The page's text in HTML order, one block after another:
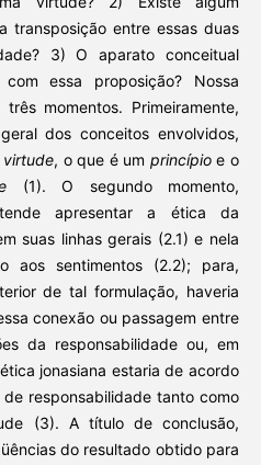
transposição entre essas duas
3) O aparato conceitual
essa proposição? Nossa
momentos. Primeiramente,
dos conceitos envolvidos,
virtude, o que é um princípioe o
(1). O segundo momento,
apresentar a ética da
suas linhas gerais (2.1) e nela
aos sentimentos (2.2); para,
de tal formulação, haveria
conexão ou passagem entre
da responsabilidade ou, em
jonasiana estaria de acordo
responsabilidade tanto como
(3). A título de conclusão,
do resultado obtido para